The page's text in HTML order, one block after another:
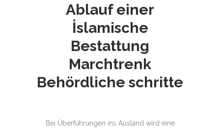
Ablauf einer
İslamische
Bestattung
Marchtrenk
Behördliche schritte
Bei Überführungen ins Ausland wird eine